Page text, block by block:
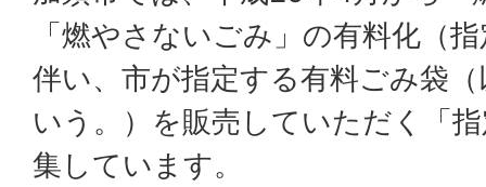
「燃やさないごみ」の有料化（
伴い、市が指定する有料ごみ袋
いう。）を販売していただく「
集しています。